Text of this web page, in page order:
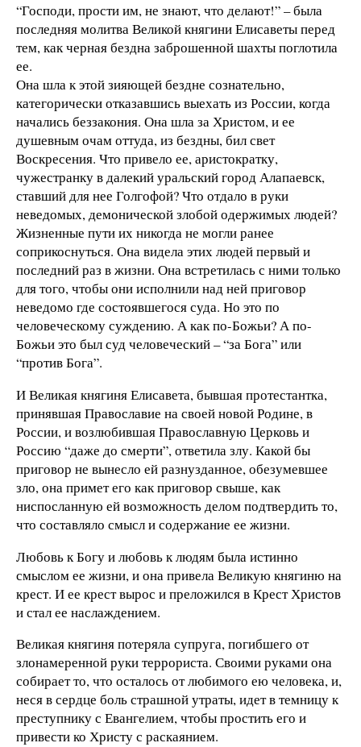
“Господи, прости им, не знают, что делают!” – была
последняя молитва Великой княгини Елисаветы перед
тем, как черная бездна заброшенной шахты поглотила
ее.
Она шла к этой зияющей бездне сознательно,
категорически отказавшись выехать из России, когда
начались беззакония. Она шла за Христом, и ее
душевным очам оттуда, из бездны, бил свет
Воскресения. Что привело ее, аристократку,
чужестранку в далекий уральский город Алапаевск,
ставший для нее Голгофой? Что отдало в руки
неведомых, демонической злобой одержимых людей?
Жизненные пути их никогда не могли ранее
соприкоснуться. Она видела этих людей первый и
последний раз в жизни. Она встретилась с ними только
для того, чтобы они исполнили над ней приговор
неведомо где состоявшегося суда. Но это по
человеческому суждению. А как по-Божьи? А по-
Божьи это был суд человеческий – “за Бога” или
“против Бога”.
И Великая княгиня Елисавета, бывшая протестантка,
принявшая Православие на своей новой Родине, в
России, и возлюбившая Православную Церковь и
Россию “даже до смерти”, ответила злу. Какой бы
приговор не вынесло ей разнузданное, обезумевшее
зло, она примет его как приговор свыше, как
ниспосланную ей возможность делом подтвердить то,
что составляло смысл и содержание ее жизни.
Любовь к Богу и любовь к людям была истинно
смыслом ее жизни, и она привела Великую княгиню на
крест. И ее крест вырос и преложился в Крест Христов
и стал ее наслаждением.
Великая княгиня потеряла супруга, погибшего от
злонамеренной руки террориста. Своими руками она
собирает то, что осталось от любимого ею человека, и,
неся в сердце боль страшной утраты, идет в темницу к
преступнику с Евангелием, чтобы простить его и
привести ко Христу с раскаянием.